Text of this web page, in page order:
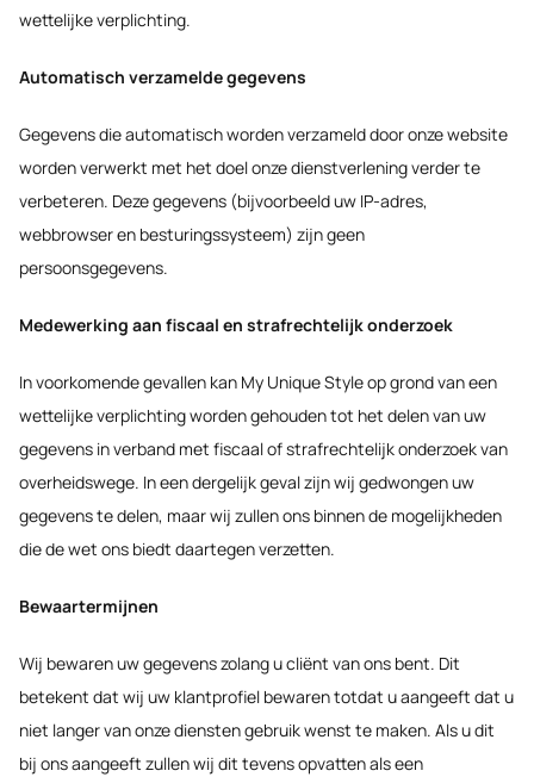
wettelijke verplichting.
Automatisch verzamelde gegevens
Gegevens die automatisch worden verzameld door onze website
worden verwerkt met het doel onze dienstverlening verder te
verbeteren. Deze gegevens (bijvoorbeeld uw IP-adres,
webbrowser en besturingssysteem) zijn geen
persoonsgegevens.
Medewerking aan fiscaal en strafrechtelijk onderzoek
In voorkomende gevallen kan My Unique Style op grond van een
wettelijke verplichting worden gehouden tot het delen van uw
gegevens in verband met fiscaal of strafrechtelijk onderzoek van
overheidswege. In een dergelijk geval zijn wij gedwongen uw
gegevens te delen, maar wij zullen ons binnen de mogelijkheden
die de wet ons biedt daartegen verzetten.
Bewaartermijnen
Wij bewaren uw gegevens zolang u cliënt van ons bent. Dit
betekent dat wij uw klantprofiel bewaren totdat u aangeeft dat u
niet langer van onze diensten gebruik wenst te maken. Als u dit
bij ons aangeeft zullen wij dit tevens opvatten als een